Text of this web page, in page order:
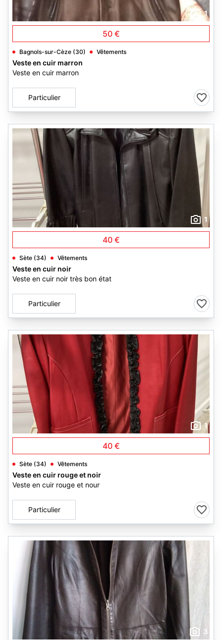
1
50 €
Bagnols-sur-Cèze (30) Vêtements
Veste en cuir marron
Veste en cuir marron
Particulier
1
40 €
Sète (34) Vêtements
Veste en cuir noir
Veste en cuir noir très bon état
Particulier
1
40 €
Sète (34) Vêtements
Veste en cuir rouge et noir
Veste en cuir rouge et nour
Particulier
3